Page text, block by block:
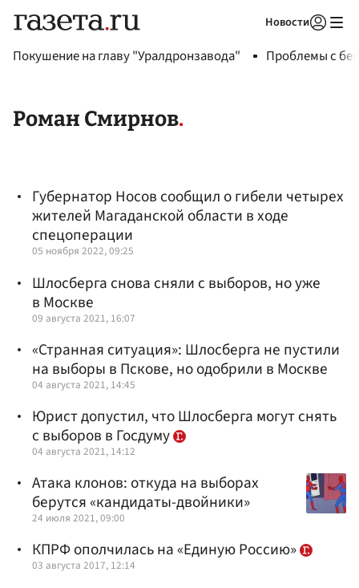
Новости
Покушение на главу "Уралдронзавода" Проблемы с
Роман Смирнов
Губернатор Носов сообщил о гибели четырех
жителей Магаданской области в ходе
спецоперации
05 ноября 2022, 09:25
Шлосберга снова сняли с выборов, но уже
в Москве
09 августа 2021, 16:07
«Странная ситуация»: Шлосберга не пустили
на выборы в Пскове, но одобрили в Москве
04 августа 2021, 14:45
Юрист допустил, что Шлосберга могут снять
с выборов в Госдуму
04 августа 2021, 14:12
Атака клонов: откуда на выборах
берутся «кандидаты-двойники»
24 июля 2021, 09:00
КПРФ ополчилась на «Единую Россию»
03 августа 2017, 12:14